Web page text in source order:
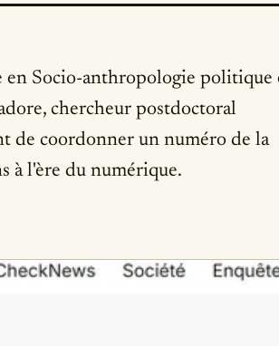
Socio-anthropologie politique
chercheur postdoctoral
de coordonner un numéro de la
à l'ère du numérique.